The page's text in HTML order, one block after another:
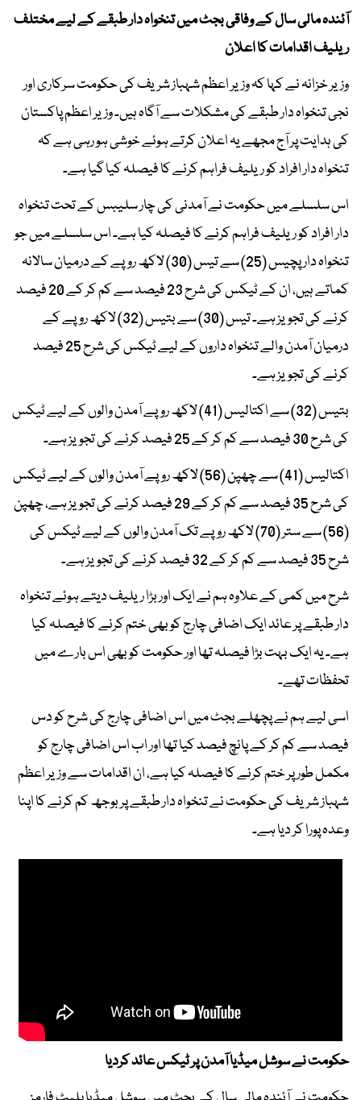
آئندہ مالی سال کے وفاقی بجٹ میں تنخواہ دار طبقے کے لیے مختلف
ریلیف اقدامات کا اعلان
وزیر خزانہ نے کہا کہ وزیر اعظم شہباز شریف کی حکومت سرکاری اور
نجی تنخواہ دار طبقے کی مشکلات سے آگاہ ہیں۔ وزیر اعظم پاکستان
کی ہدایت پر آج مجھے یہ اعلان کرتے ہوئے خوشی ہو رہی ہے کہ
تنخواہ دار افراد کو ریلیف فراہم کرنے کا فیصلہ کیا گیا ہے۔
اس سلسلے میں حکومت نے آمدنی کی چار سلیبس کے تحت تنخواہ
دار افراد کو ریلیف فراہم کرنے کا فیصلہ کیا ہے۔ اس سلسلے میں جو
تنخواہ دار پچیس (25) سے تیس (30) لاکھ روپے کے درمیان سالانہ
کماتے ہیں، ان کے ٹیکس کی شرح 23 فیصد سے کم کر کے 20 فیصد
کرنے کی تجویز ہے۔ تیس (30) سے بتیس (32) لاکھ روپے کے
درمیان آمدن والے تنخواہ داروں کے لیے ٹیکس کی شرح 25 فیصد
کرنے کی تجویز ہے۔
بتیس (32) سے اکتالیس (41) لاکھ روپے آمدن والوں کے لیے ٹیکس
کی شرح 30 فیصد سے کم کر کے 25 فیصد کرنے کی تجویز ہے۔
اکتالیس (41) سے چھپن (56) لاکھ روپے آمدن والوں کے لیے ٹیکس
کی شرح 35 فیصد سے کم کر کے 29 فیصد کرنے کی تجویز ہے، چھپن
(56) سے ستر (70) لاکھ روپے تک آمدن والوں کے لیے ٹیکس کی
شرح 35 فیصد سے کم کر کے 32 فیصد کرنے کی تجویز ہے۔
شرح میں کمی کے علاوہ ہم نے ایک اور بڑا ریلیف دیتے ہوئے تنخواہ
دار طبقے پر عائد ایک اضافی چارج کو بھی ختم کرنے کا فیصلہ کیا
ہے۔ یہ ایک بہت بڑا فیصلہ تھا اور حکومت کو بھی اس بارے میں
تحفظات تھے۔
اسی لیے ہم نے پچھلے بجٹ میں اس اضافی چارج کی شرح کو دس
فیصد سے کم کر کے پانچ فیصد کیا تھا اور اب اس اضافی چارج کو
مکمل طور پر ختم کرنے کا فیصلہ کیا ہے، ان اقدامات سے وزیر اعظم
شہباز شریف کی حکومت نے تنخواہ دار طبقے پر بوجھ کم کرنے کا اپنا
وعدہ پورا کر دیا ہے۔
حکومت نے سوشل میڈیا آمدن پر ٹیکس عائد کردیا